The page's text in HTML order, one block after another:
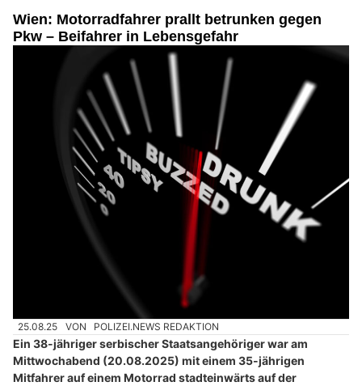
Wien: Motorradfahrer prallt betrunken gegen
Pkw – Beifahrer in Lebensgefahr
25.08.25 VON POLIZEI.NEWS REDAKTION
Ein 38-jähriger serbischer Staatsangehöriger war am
Mittwochabend (20.08.2025) mit einem 35-jährigen
Mitfahrer auf einem Motorrad stadteinwärts auf der